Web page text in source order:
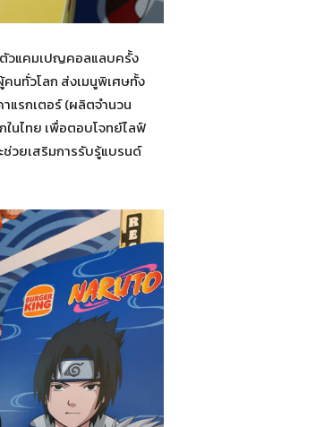
ตัวแคมเปญคอลแลบครั้ง
คนทั่วโลก ส่งเมนูพิเศษทั้ง
แรกเตอร์ (ผลิตจำนวน
ในไทย เพื่อตอบโจทย์ไลฟ์
วยเสริมการรับรู้แบรนด์